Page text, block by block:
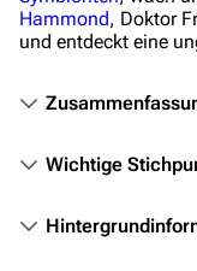
Hammond, Doktor
und entdeckt eine
Wichtige